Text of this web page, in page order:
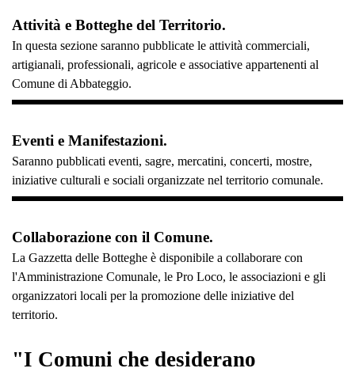
Attività e Botteghe del Territorio.
In questa sezione saranno pubblicate le attività commerciali,
artigianali, professionali, agricole e associative appartenenti al
Comune di Abbateggio.
Eventi e Manifestazioni.
Saranno pubblicati eventi, sagre, mercatini, concerti, mostre,
iniziative culturali e sociali organizzate nel territorio comunale.
Collaborazione con il Comune.
La Gazzetta delle Botteghe è disponibile a collaborare con
l'Amministrazione Comunale, le Pro Loco, le associazioni e gli
organizzatori locali per la promozione delle iniziative del
territorio.
"I Comuni che desiderano